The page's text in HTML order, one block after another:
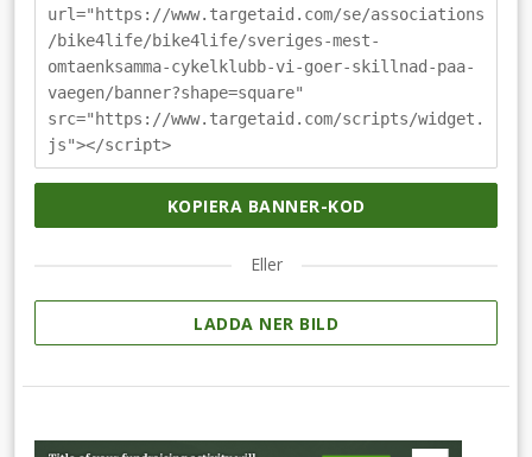
url="https://www.targetaid.com/se/associations
/bike4life/bike4life/sveriges-mest-
omtaenksamma-cykelklubb-vi-goer-skillnad-paa-
vaegen/banner?shape=square"
src="https://www.targetaid.com/scripts/widget.
js"></script>
KOPIERA BANNER-KOD
Eller
LADDA NER BILD